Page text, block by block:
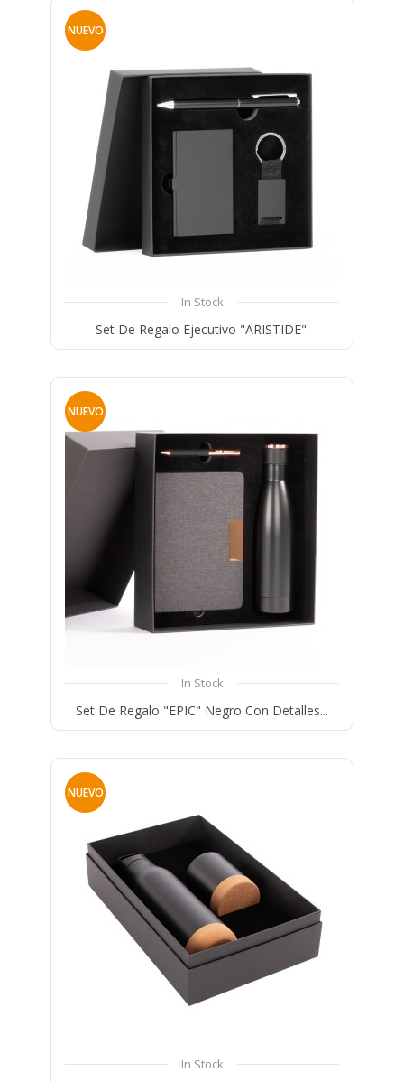
NUEVO
In Stock
Set De Regalo Ejecutivo "ARISTIDE".
NUEVO
In Stock
Set De Regalo "EPIC" Negro Con Detalles...
NUEVO
In Stock